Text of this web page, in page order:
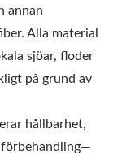
annan
Alla material
sjöar, floder
på grund av
hållbarhet,